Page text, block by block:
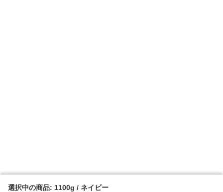
選択中の商品: 1100g / ネイビー
選択中の商品: 1100g / ネイビー